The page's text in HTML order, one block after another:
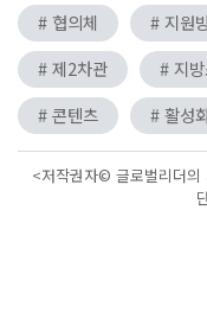
# 협의체
# 지원
# 제2차관
# 지
# 콘텐츠
# 활성
<저작권자© 글로벌리더